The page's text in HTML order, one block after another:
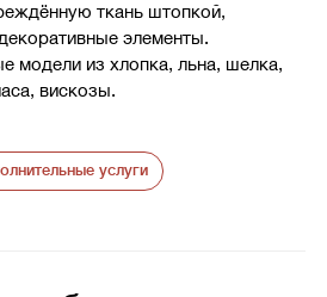
ткань штопкой,
элементы.
модели из хлопка, льна, шелка,
вискозы.
услуги